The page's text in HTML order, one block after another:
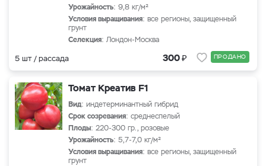
Урожайность: 9,8 кг/м²
Условия выращивания: все регионы, защищенный
грунт
Селекция: Лондон-Москва
5 шт / рассада 300₽ ПРОДАНО
Томат Креатив F1
Вид: индетерминантный гибрид
Срок созревания: среднеспелый
Плоды: 220-300 гр., розовые
Урожайность: 5,7-7,0 кг/м²
Условия выращивания: все регионы, защищенный
грунт